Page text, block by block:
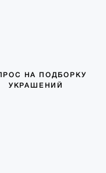
НА ПОДБОРКУ
УКРАШЕНИЙ